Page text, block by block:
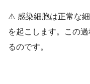
⚠️ 感染細胞は正常な
を起こします。この
るのです。